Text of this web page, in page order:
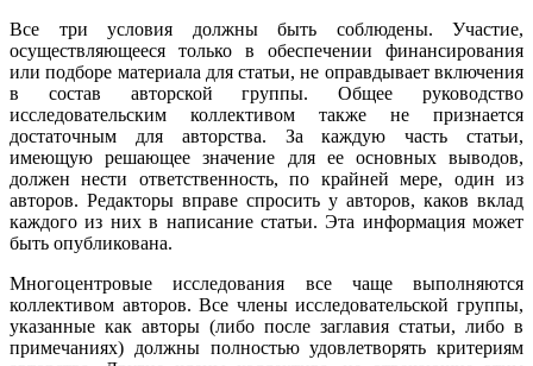
Все три условия должны быть соблюдены. Участие,
осуществляющееся только в обеспечении финансирования
или подборе материала для статьи, не оправдывает включения
в состав авторской группы. Общее руководство
исследовательским коллективом также не признается
достаточным для авторства. За каждую часть статьи,
имеющую решающее значение для ее основных выводов,
должен нести ответственность, по крайней мере, один из
авторов. Редакторы вправе спросить у авторов, каков вклад
каждого из них в написание статьи. Эта информация может
быть опубликована.
Многоцентровые исследования все чаще выполняются
коллективом авторов. Все члены исследовательской группы,
указанные как авторы (либо после заглавия статьи, либо в
примечаниях) должны полностью удовлетворять критериям